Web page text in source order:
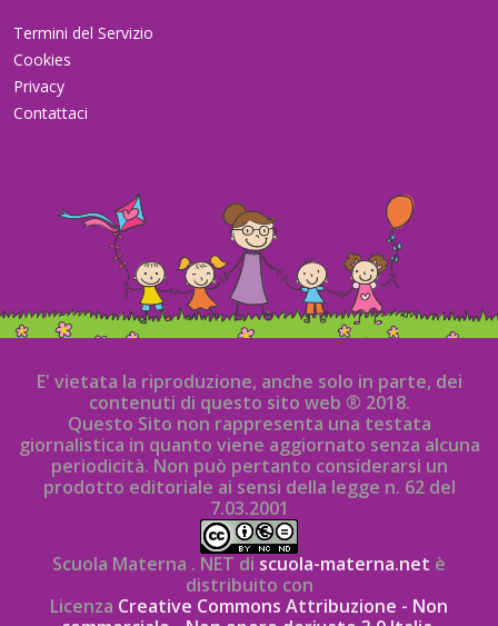
Termini del Servizio
Cookies
Privacy
Contattaci
E' vietata la riproduzione, anche solo in parte, dei
contenuti di questo sito web ® 2018.
Questo Sito non rappresenta una testata
giornalistica in quanto viene aggiornato senza alcuna
periodicità. Non può pertanto considerarsi un
prodotto editoriale ai sensi della legge n. 62 del
7.03.2001
Scuola Materna . NET di scuola-materna.net è
distribuito con
Licenza Creative Commons Attribuzione - Non